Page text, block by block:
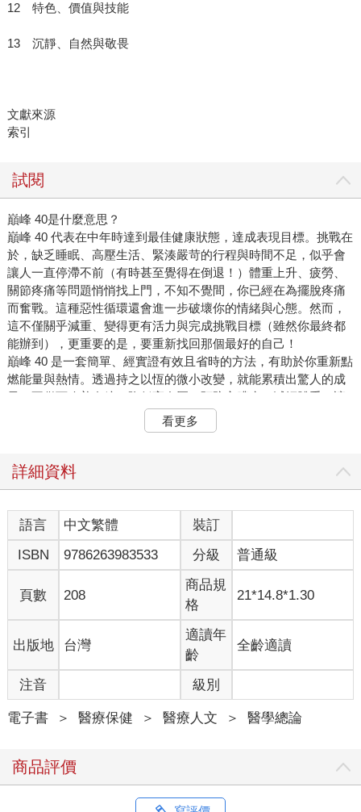
12 特色、價值與技能
13 沉靜、自然與敬畏
文獻來源
索引
試閱
巔峰 40是什麼意思？
巔峰 40 代表在中年時達到最佳健康狀態，達成表現目標。挑戰在
於，缺乏睡眠、高壓生活、緊湊嚴苛的行程與時間不足，似乎會
讓人一直停滯不前（有時甚至覺得在倒退！）體重上升、疲勞、
關節疼痛等問題悄悄找上門，不知不覺間，你已經在為擺脫疼痛
而奮戰。這種惡性循環還會進一步破壞你的情緒與心態。然而，
這不僅關乎減重、變得更有活力與完成挑戰目標（雖然你最終都
能辦到），更重要的是，要重新找回那個最好的自己！
巔峰 40 是一套簡單、經實證有效且省時的方法，有助於你重新點
燃能量與熱情。透過持之以恆的微小改變，就能累積出驚人的成
果。不僅可改善血糖、降低高血壓、預防心臟病、減輕體重，讓
你感覺更好，並能為未來的健康與長壽奠定良好基礎。中年生活
很快就會讓你明白，自己已不再無堅不摧；糖尿病、高血壓、心
隨著年齡增長，體內的發炎反應逐漸累積，影響了維持健康的關
渴望「下一步是什麼」，卻不回頭看自己已經走了多遠。巔峰40
不僅是身體的變化，也是心態上的轉變。重新檢視你的價值觀，
調整期待，邁向人生目標。正確的心態，將點燃這段旅程，而我
會陪伴與引導你一路前行。
要回到正軌，首先必須規劃好自己的路徑。只要用對方法，就能
培養出可帶來長期成功的好習慣。你可能已經花了好幾個月，甚
至好幾年，才走到現在的狀態，因此，請給自己 6 ～ 12 個月的時
間，讓你的健康與表現邁向巔峰。
第二步：主宰夜晚
第三步：設定蛋白質攝取
第四步：調整碳水與脂肪攝取
看更多
詳細資料
語言 中文繁體
裝訂
ISBN
9786263983533 分級 普通級
頁數 208
商品規
格
21*14.8*1.30
出版地 台灣
適讀年
齡
全齡適讀
注音 級別
電子書 ＞ 醫療保健 ＞ 醫療人文 ＞ 醫學總論
商品評價